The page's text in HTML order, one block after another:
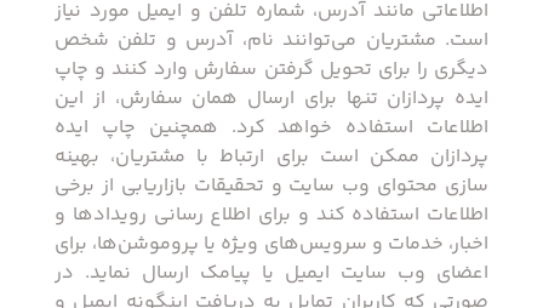
اطلاعاتی مانند آدرس، شماره تلفن و ایمیل مورد نیاز
است. مشتریان می‌توانند نام، آدرس و تلفن شخص
دیگری را برای تحویل گرفتن سفارش وارد کنند و چاپ
ایده پردازان تنها برای ارسال همان سفارش، از این
اطلاعات استفاده خواهد کرد. همچنین چاپ ایده
پردازان ممکن است برای ارتباط با مشتریان، بهینه
سازی محتوای وب سایت و تحقیقات بازاریابی از برخی
اطلاعات استفاده کند و برای اطلاع رسانی رویدادها و
اخبار، خدمات و سرویس‌های ویژه یا پروموشن‌ها، برای
اعضای وب سایت ایمیل یا پیامک ارسال نماید. در